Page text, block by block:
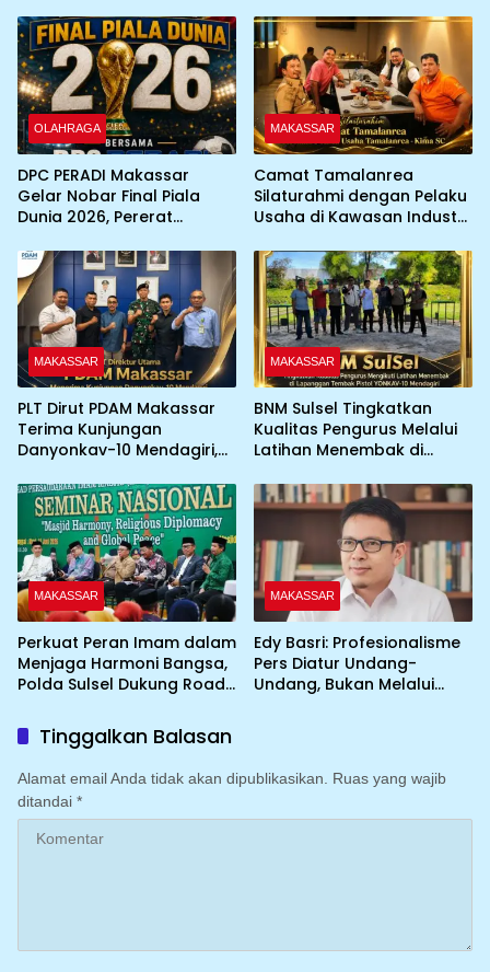
OLAHRAGA
DPC PERADI Makassar
Gelar Nobar Final Piala
Dunia 2026, Pererat
MAKASSAR
Camat Tamalanrea
Silaturahmi dengan Pelaku
Usaha di Kawasan Industri,
Pemerintah dan Dunia
Usaha
MAKASSAR
PLT Dirut PDAM Makassar
Terima Kunjungan
Danyonkav-10 Mendagiri,
Layanan Air Bersih Asrama
MAKASSAR
BNM Sulsel Tingkatkan
Kualitas Pengurus Melalui
Latihan Menembak di
YONKAV-10 Mendagiri
MAKASSAR
Perkuat Peran Imam dalam
Menjaga Harmoni Bangsa,
Polda Sulsel Dukung Road
MAKASSAR
Edy Basri: Profesionalisme
Pers Diatur Undang-
Undang, Bukan Melalui
Tinggalkan Balasan
Alamat email Anda tidak akan dipublikasikan.
Ruas yang wajib
ditandai *